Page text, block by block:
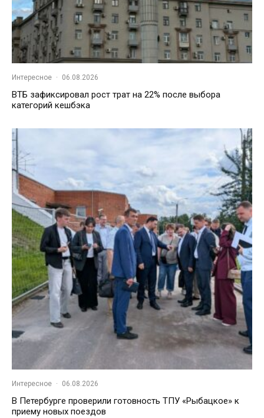
Интересное · 06.08.2026
ВТБ зафиксировал рост трат на 22% после выбора
категорий кешбэка
Интересное · 06.08.2026
В Петербурге проверили готовность ТПУ «Рыбацкое» к
приему новых поездов